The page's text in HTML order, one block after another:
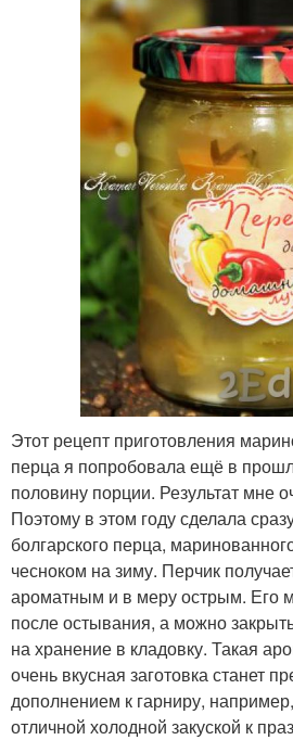
Этот рецепт приготовления
перца я попробовала ещё в
половину порции. Результат мне
Поэтому в этом году сделала
болгарского перца,
чесноком на зиму. Перчик
ароматным и в меру острым. Его
после остывания, а можно
на хранение в кладовку. Такая
очень вкусная заготовка станет
дополнением к гарниру,
отличной холодной закуской к